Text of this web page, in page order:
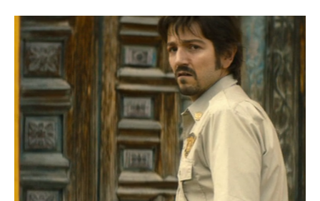
작
자
날
짜
스
시
즌
4
멕
시
코
에